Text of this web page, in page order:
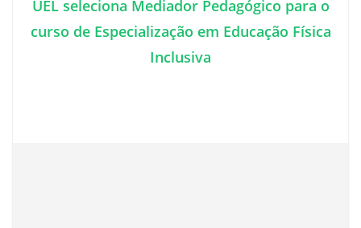
UEL seleciona Mediador Pedagógico para o
curso de Especialização em Educação Física
Inclusiva